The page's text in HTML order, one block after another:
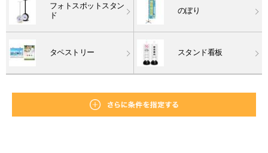
フォトスポットスタン
ド
のぼり
タペストリー スタンド看板